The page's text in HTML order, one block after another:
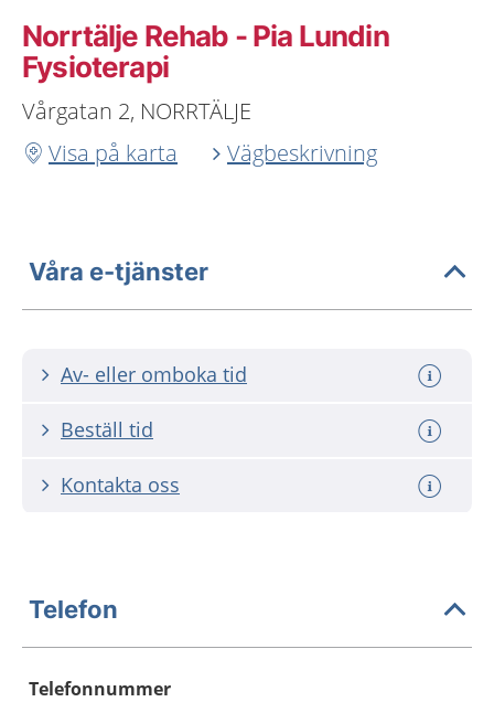
Norrtälje Rehab - Pia Lundin
Fysioterapi
Vårgatan 2, NORRTÄLJE
Visa på karta
Vägbeskrivning
Våra e-tjänster
Av- eller omboka tid
Beställ tid
Kontakta oss
Telefon
Telefonnummer